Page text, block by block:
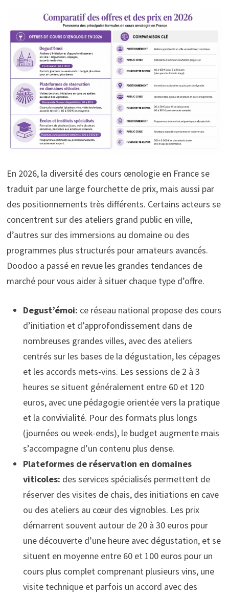
En 2026, la diversité des cours œnologie en France se
traduit par une large fourchette de prix, mais aussi par
des positionnements très différents. Certains acteurs se
concentrent sur des ateliers grand public en ville,
d’autres sur des immersions au domaine ou des
programmes plus structurés pour amateurs avancés.
Doodoo a passé en revue les grandes tendances de
marché pour vous aider à situer chaque type d’offre.
Degust’émoi: ce réseau national propose des cours
d’initiation et d’approfondissement dans de
nombreuses grandes villes, avec des ateliers
centrés sur les bases de la dégustation, les cépages
et les accords mets-vins. Les sessions de 2 à 3
heures se situent généralement entre 60 et 120
euros, avec une pédagogie orientée vers la pratique
et la convivialité. Pour des formats plus longs
(journées ou week-ends), le budget augmente mais
s’accompagne d’un contenu plus dense.
Plateformes de réservation en domaines
viticoles: des services spécialisés permettent de
réserver des visites de chais, des initiations en cave
ou des ateliers au cœur des vignobles. Les prix
démarrent souvent autour de 20 à 30 euros pour
une découverte d’une heure avec dégustation, et se
situent en moyenne entre 60 et 100 euros pour un
cours plus complet comprenant plusieurs vins, une
visite technique et parfois un accord avec des